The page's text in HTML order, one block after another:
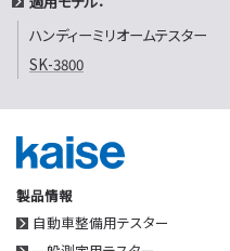
ハンディーミリオームテスター
SK-3800
製品情報
自動車整備用テスター